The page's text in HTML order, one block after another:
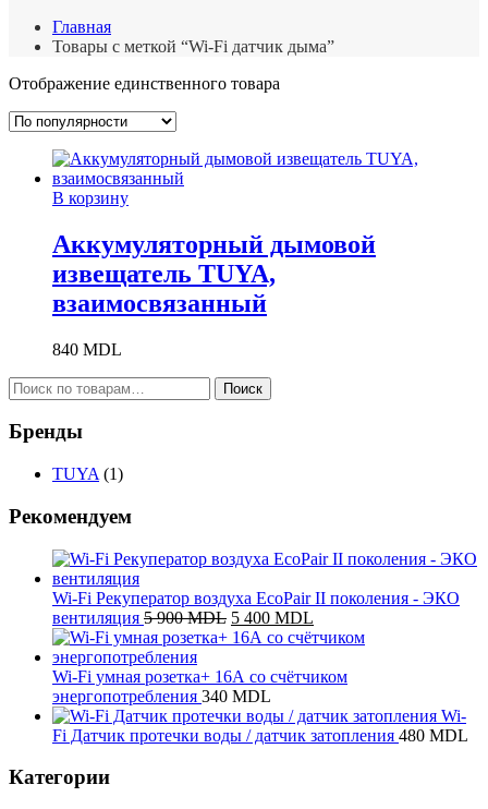
Главная
Товары с меткой “Wi-Fi датчик дыма”
Отображение единственного товара
В корзину
Аккумуляторный дымовой
извещатель TUYA,
взаимосвязанный
840 MDL
Искать:
Поиск
Бренды
TUYA (1)
Рекомендуем
Wi-Fi Рекуператор воздуха EcoPair II поколения - ЭКО
вентиляция 5 900MDL Первоначальная
цена
5
900 MDL.
5 400 MDL
цена:
400 MDL.
Wi-Fi умная розетка+ 16А со счётчиком
энергопотребления 340 MDL
Wi-
Fi Датчик протечки воды / датчик затопления 480 MDL
Категории